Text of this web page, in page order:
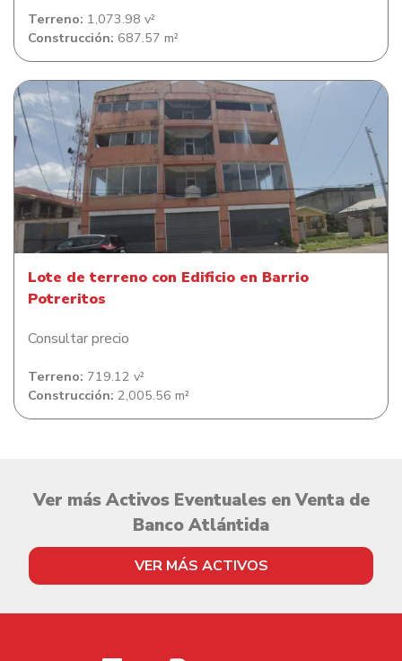
Terreno: 1,073.98 v²
Construcción: 687.57 m²
Lote de terreno con Edificio en Barrio Potreritos
Lote de terreno con Edificio en Barrio
Potreritos
Consultar precio
Terreno: 719.12 v²
Construcción: 2,005.56 m²
Ver más Activos Eventuales en Venta de
Banco Atlántida
VER MÁS ACTIVOS